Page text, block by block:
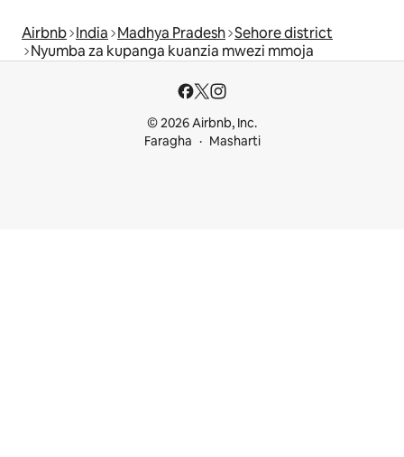
Airbnb India Madhya Pradesh Sehore district
Nyumba za kupanga kuanzia mwezi mmoja
© 2026 Airbnb, Inc.
Faragha
Masharti